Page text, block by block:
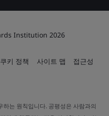
Institution 2026
쿠키 정책 사이트 맵 접근성
하는 원칙입니다. 공평성은 사람과의